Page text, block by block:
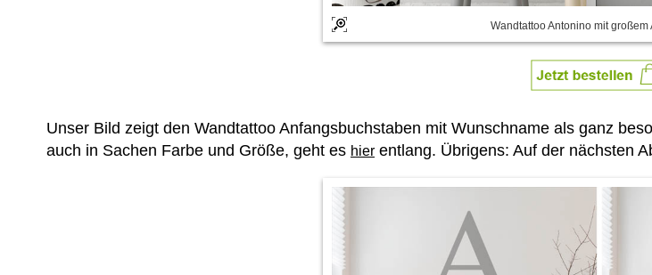
Wandtattoo Antonino mit großem
Unser Bild zeigt den Wandtattoo Anfangsbuchstaben mit Wunschname als ganz
auch in Sachen Farbe und Größe, geht es hier entlang. Übrigens: Auf der nächsten